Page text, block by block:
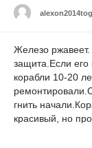
Железо ржавеет.
защита.Если
корабли 10-20
гнить
красивый, но